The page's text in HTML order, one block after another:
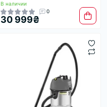
В наличии
0
30 999₴